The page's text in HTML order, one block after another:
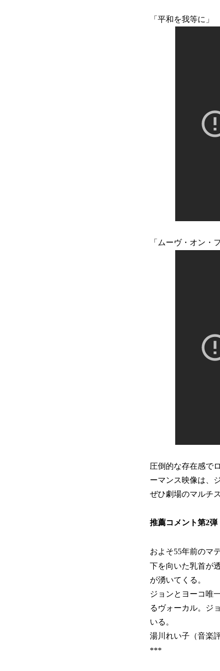
「平和を我等に」
「ムーヴ・オン・
圧倒的な存在感で
ーマンス映像は、
ぜひ劇場のマルチ
推薦コメント第2弾
およそ55年前のマ
下を向いた乳首が
が湧いてくる。
ジョンとヨーコ唯
るヴォーカル。ジ
いる。
湯川れい子（音楽
***